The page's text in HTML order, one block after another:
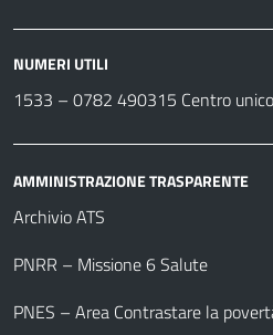
NUMERI UTILI
1533 – 0782 490315 Centro
AMMINISTRAZIONE TRASPARENTE
Archivio ATS
PNRR – Missione 6 Salute
PNES – Area Contrastare la